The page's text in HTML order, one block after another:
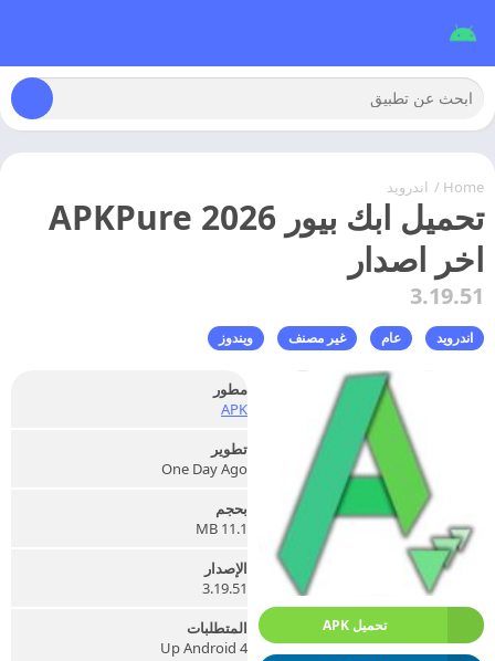
Home
/ اندرويد
تحميل ابك بيور 2026 APKPure
اخر اصدار
3.19.51
اندرويد عام غير مصنف ويندوز
تحميل APK
مطور
APK
تطوير
One Day Ago
بحجم
11.1 MB
الإصدار
3.19.51
المتطلبات
Up Android 4